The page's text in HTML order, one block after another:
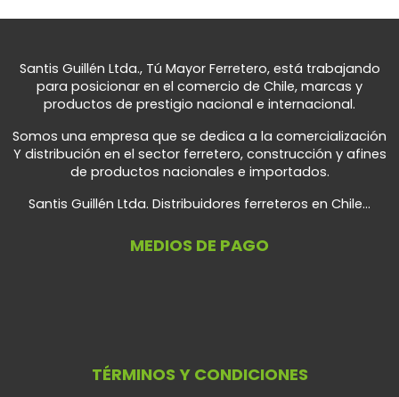
Santis Guillén Ltda., Tú Mayor Ferretero, está trabajando
para posicionar en el comercio de Chile, marcas y
productos de prestigio nacional e internacional.
Somos una empresa que se dedica a la comercialización
Y distribución en el sector ferretero, construcción y afines
de productos nacionales e importados.
Santis Guillén Ltda. Distribuidores ferreteros en Chile...
MEDIOS DE PAGO
TÉRMINOS Y CONDICIONES